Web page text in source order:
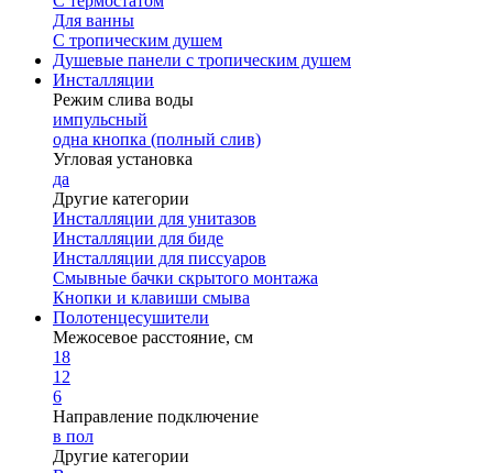
Для ванны
С тропическим душем
Душевые панели с тропическим душем
Инсталляции
Режим слива воды
импульсный
одна кнопка (полный слив)
Угловая установка
да
Другие категории
Инсталляции для унитазов
Инсталляции для биде
Инсталляции для писсуаров
Смывные бачки скрытого монтажа
Кнопки и клавиши смыва
Полотенцесушители
Межосевое расстояние, см
18
12
6
Направление подключение
в пол
Другие категории